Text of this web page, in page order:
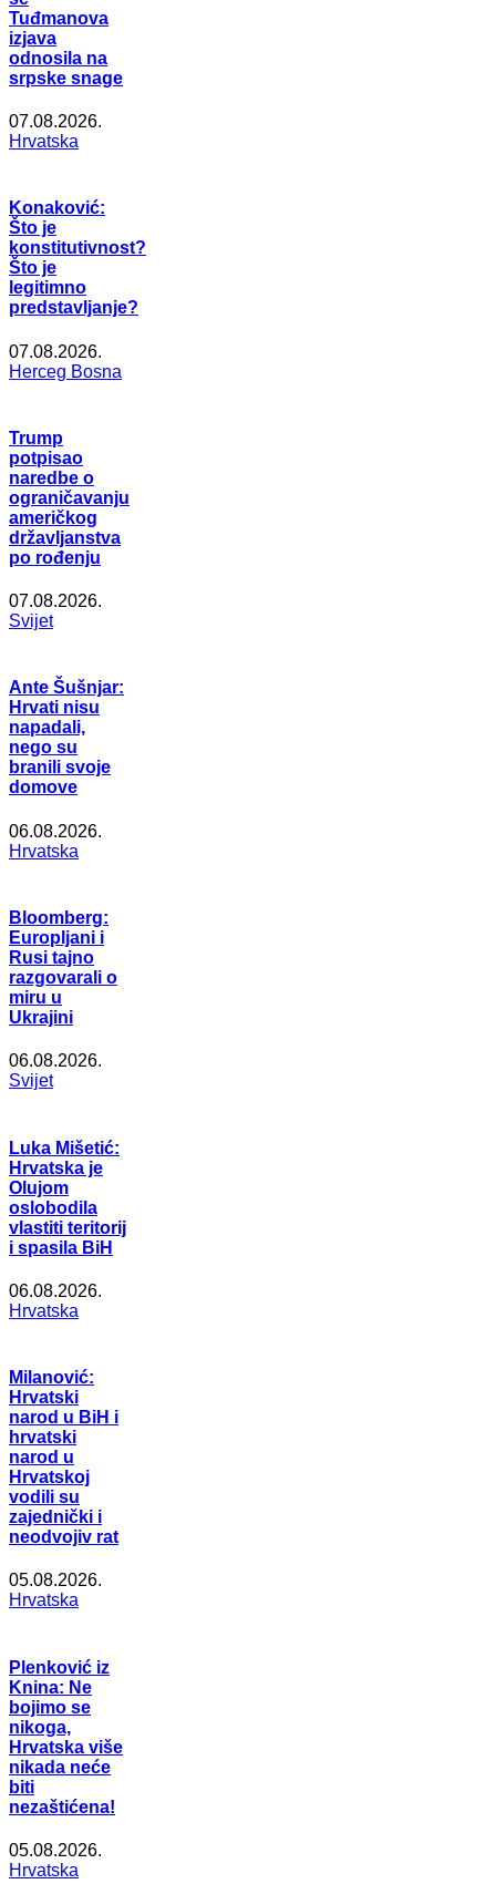
Tuđmanova
izjava
odnosila na
srpske snage
07.08.2026.
Hrvatska
Konaković:
Što je
konstitutivnost?
Što je
legitimno
predstavljanje?
07.08.2026.
Herceg Bosna
Trump
potpisao
naredbe o
ograničavanju
američkog
državljanstva
po rođenju
07.08.2026.
Svijet
Ante Šušnjar:
Hrvati nisu
napadali,
nego su
branili svoje
domove
06.08.2026.
Hrvatska
Bloomberg:
Europljani i
Rusi tajno
razgovarali o
miru u
Ukrajini
06.08.2026.
Svijet
Luka Mišetić:
Hrvatska je
Olujom
oslobodila
vlastiti teritorij
i spasila BiH
06.08.2026.
Hrvatska
Milanović:
Hrvatski
narod u BiH i
hrvatski
narod u
Hrvatskoj
vodili su
zajednički i
neodvojiv rat
05.08.2026.
Hrvatska
Plenković iz
Knina: Ne
bojimo se
nikoga,
Hrvatska više
nikada neće
biti
nezaštićena!
05.08.2026.
Hrvatska